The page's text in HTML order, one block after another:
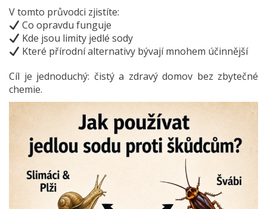
V tomto průvodci zjistíte:
Co opravdu funguje
Kde jsou limity jedlé sody
Které přírodní alternativy bývají mnohem účinnější
Cíl je jednoduchý: čistý a zdravý domov bez zbytečné
chemie.